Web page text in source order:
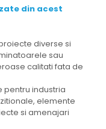
din acest
diverse si
sau
calitati fata de
industria
elemente
si amenajari